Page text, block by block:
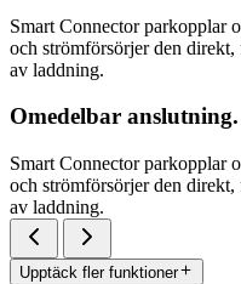
Smart Connector parkopplar
och strömförsörjer den
av laddning.
Omedelbar
Smart Connector parkopplar
och strömförsörjer den
av laddning.
Upptäck fler funktioner